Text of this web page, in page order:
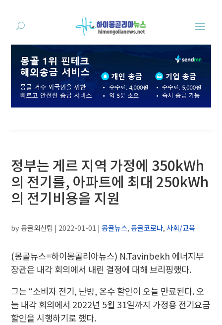
정부는 게르 지역 가정에 350kWh
의 전기를, 아파트에 최대 250kWh
의 전기비용을 지원
by몽골외신팀 | 2022-01-01 |몽골뉴스,몽골코로나,사회/교육
(몽골뉴스=하이몽골리아뉴스) N.Tavinbekh 에너지부
장관은 내각 회의에서 내린 결정에 대해 브리핑했다.
그는 “소비자 전기, 난방, 온수 할인이 오늘 만료된다. 오
늘 내각 회의에서 2022년 5월 31일까지 가정용 전기요금
할인을 시행하기로 했다.